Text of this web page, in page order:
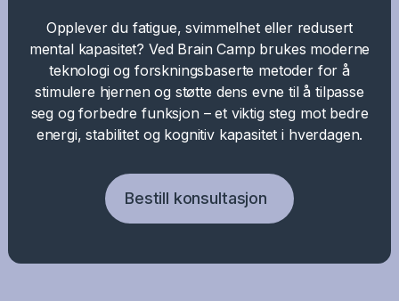
Opplever du fatigue, svimmelhet eller redusert
mental kapasitet? Ved Brain Camp brukes moderne
teknologi og forskningsbaserte metoder for å
stimulere hjernen og støtte dens evne til å tilpasse
seg og forbedre funksjon – et viktig steg mot bedre
energi, stabilitet og kognitiv kapasitet i hverdagen.
Bestill konsultasjon